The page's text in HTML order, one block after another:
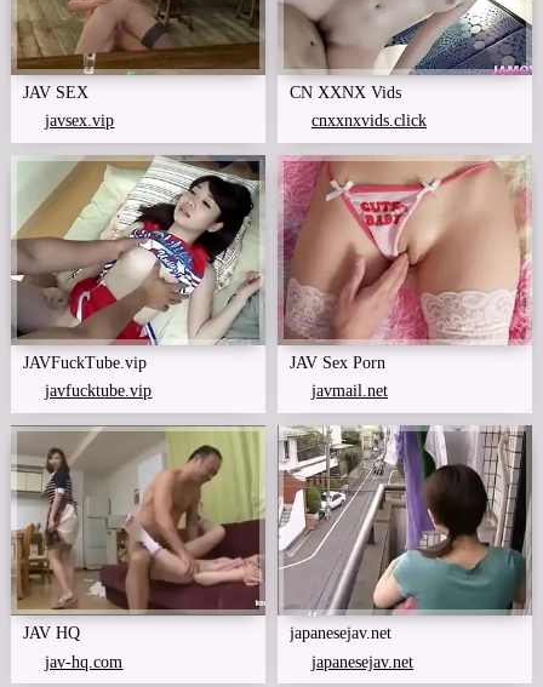
JAV SEX
javsex.vip
CN XXNX Vids
cnxxnxvids.click
JAVFuckTube.vip
javfucktube.vip
JAV Sex Porn
javmail.net
JAV HQ
jav-hq.com
japanesejav.net
japanesejav.net